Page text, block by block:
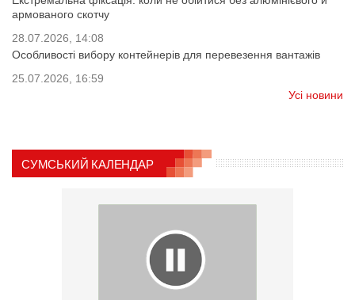
армованого скотчу
28.07.2026, 14:08
Особливості вибору контейнерів для перевезення вантажів
25.07.2026, 16:59
Усі новини
СУМСЬКИЙ КАЛЕНДАР